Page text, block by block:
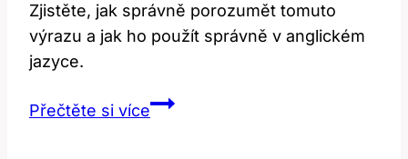
Zjistěte, jak správně porozumět tomuto
výrazu a jak ho použít správně v anglickém
jazyce.
Přečtěte si víceDrahý